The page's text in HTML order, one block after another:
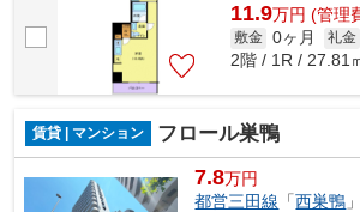
11.9万円 (管理
敷金 0ヶ月 礼金
2階 / 1R / 27.81
賃貸 | マンション フロール巣鴨
7.8万円
都営三田線 「西巣鴨